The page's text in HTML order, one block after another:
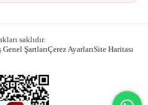
saklıdır.
Genel ŞartlarıÇerez AyarlarıSite Haritası